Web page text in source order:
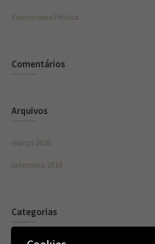
Fisioterapia Pélvica
Comentários
Arquivos
março 2020
setembro 2016
Categorias